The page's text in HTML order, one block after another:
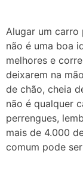
Alugar um
não é uma boa
melhores e
deixarem na
de chão, cheia
não é qualquer
perrengues,
mais de 4.000
comum pode